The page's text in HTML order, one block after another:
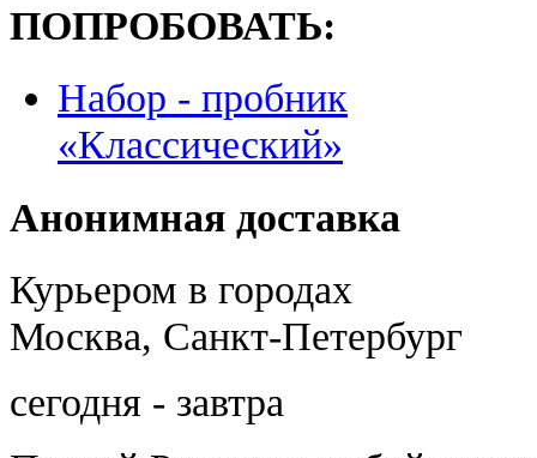
ПОПРОБОВАТЬ:
Набор - пробник
«Классический»
Анонимная доставка
Курьером в городах
Москва, Санкт-Петербург
сегодня - завтра